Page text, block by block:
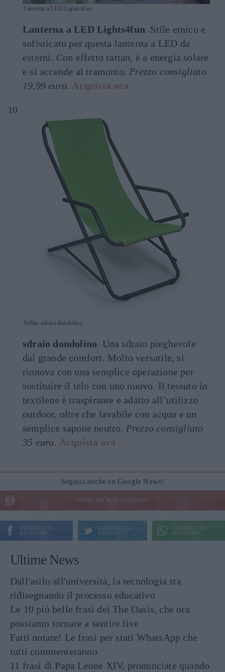
Lanterna a LED Lights4fun
Lanterna a LED Lights4fun. Stile etnico e
sofisticato per questa lanterna a LED da
esterni. Con effetto rattan, è a energia solare
e si accende al tramonto. Prezzo consigliato
19,99 euro. Acquista ora
Stiliac sdraio dondolino
sdraio dondolino. Una sdraio pieghevole
dal grande comfort. Molto versatile, si
rinnova con una semplice operazione per
sostituire il telo con uno nuovo. Il tessuto in
textilene è traspirante e adatto all’utilizzo
outdoor, oltre che lavabile con acqua e un
semplice sapone neutro. Prezzo consigliato
35 euro. Acquista ora
Seguici anche su Google News!
ENTRA NEL NOSTRO CANALE
CONDIVIDI SU
FACEBOOK
CONDIVIDI SU
TWITTER
CONDIVIDI SU
WHATSAPP
Ultime News
Dall'asilo all'università, la tecnologia sta
ridisegnando il processo educativo
Le 10 più belle frasi dei The Oasis, che ora
possiamo tornare a sentire live
Fatti notare! Le frasi per stati WhatsApp che
tutti commenteranno
11 frasi di Papa Leone XIV, pronunciate quando